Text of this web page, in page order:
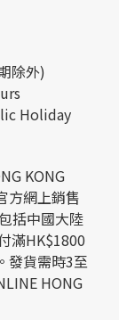
除外)
Holiday
KONG
方網上銷售
括中國大陸
滿HK$1800
發貨需時3至
HONG